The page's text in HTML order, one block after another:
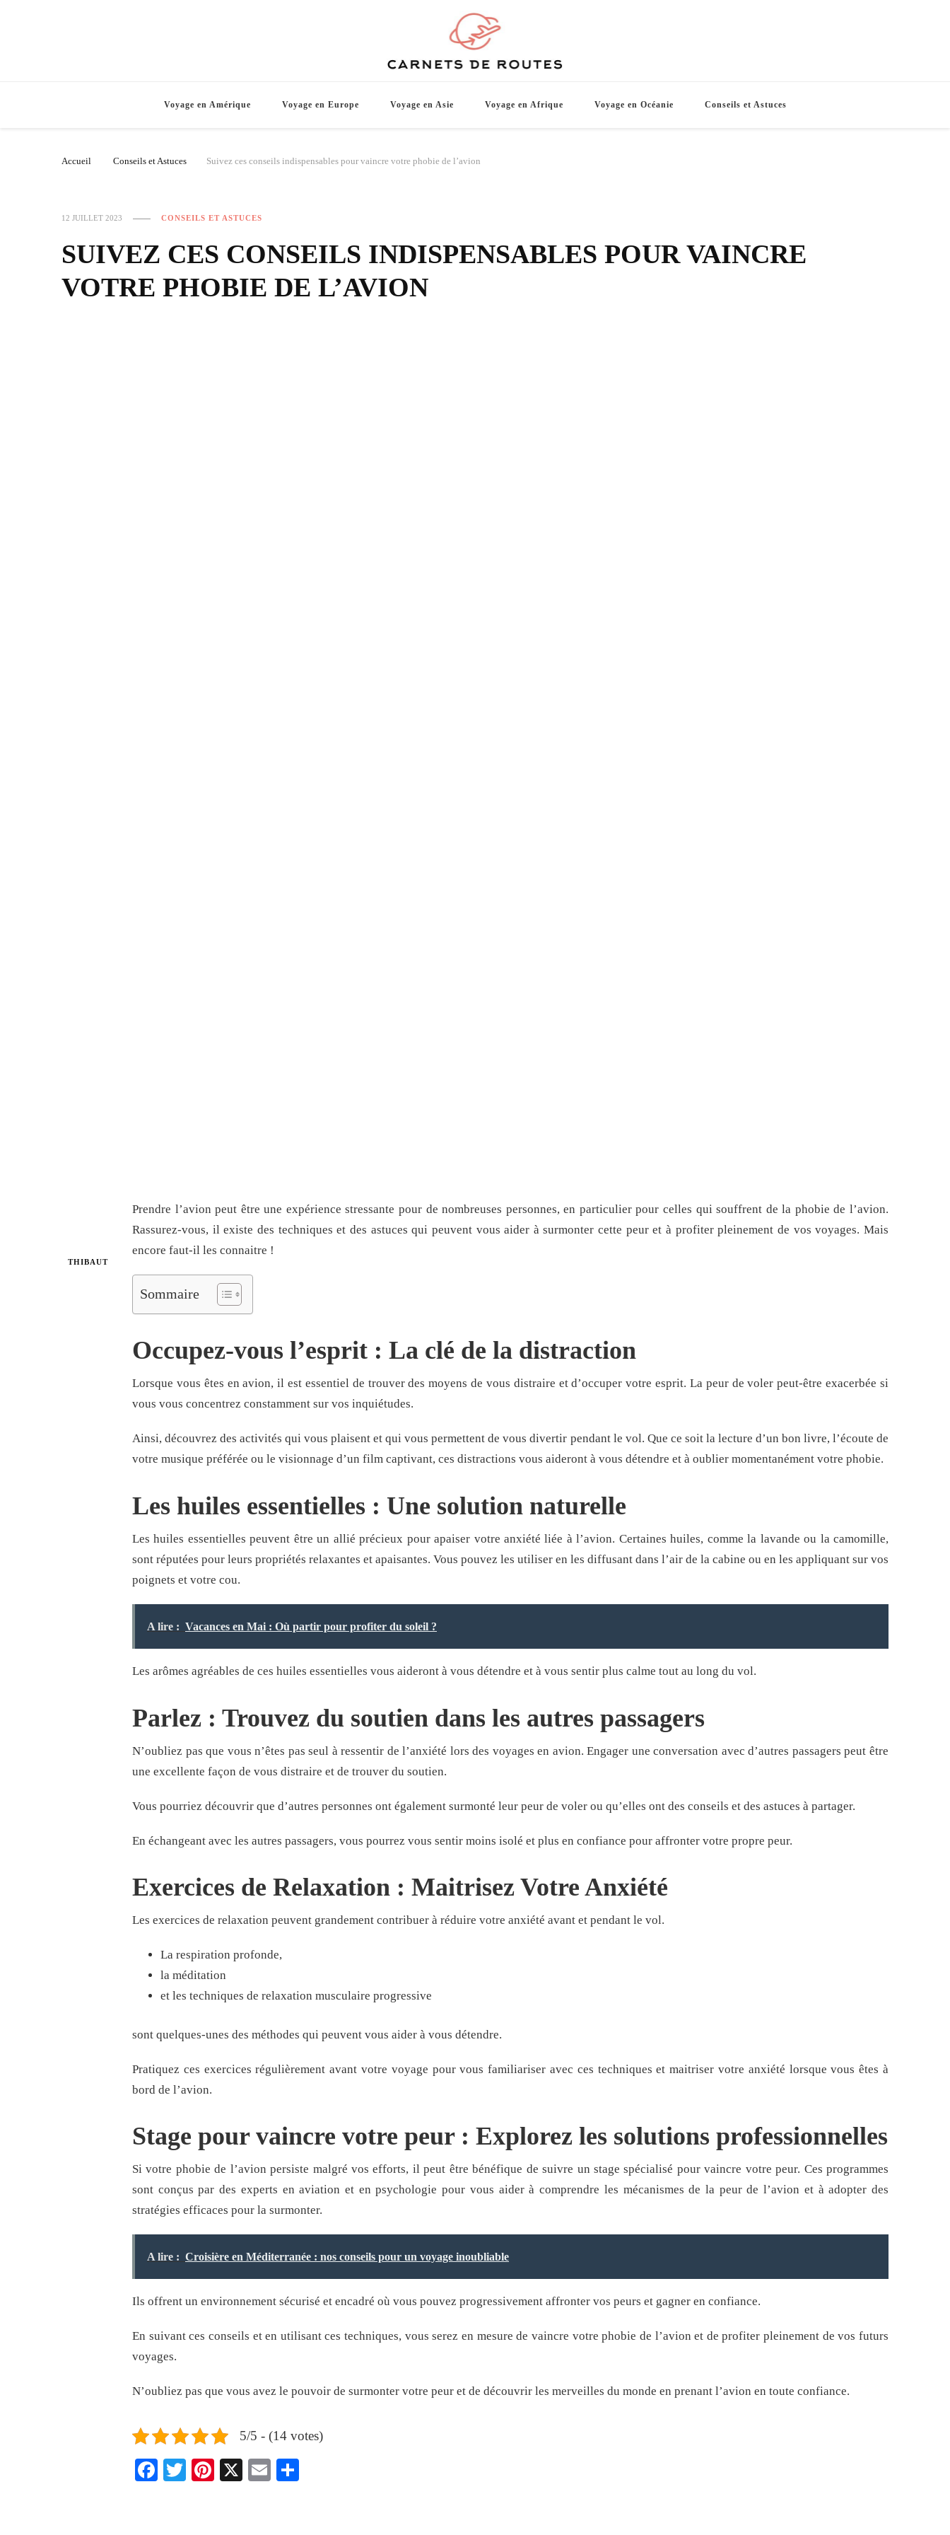
Carnets de Routes
Voyage en Amérique Voyage en Europe Voyage en Asie Voyage en Afrique Voyage en Océanie Conseils et Astuces
Accueil Conseils et Astuces Suivez ces conseils indispensables pour vaincre votre phobie de l’avion
12 JUILLET 2023 CONSEILS ET ASTUCES
SUIVEZ CES CONSEILS INDISPENSABLES POUR VAINCRE
VOTRE PHOBIE DE L’AVION
THIBAUT
Prendre l’avion peut être une expérience stressante pour de nombreuses personnes, en particulier pour celles qui souffrent de la phobie de l’avion.
Rassurez-vous, il existe des techniques et des astuces qui peuvent vous aider à surmonter cette peur et à profiter pleinement de vos voyages. Mais
encore faut-il les connaitre !
Sommaire
Occupez-vous l’esprit : La clé de la distraction
Lorsque vous êtes en avion, il est essentiel de trouver des moyens de vous distraire et d’occuper votre esprit. La peur de voler peut-être exacerbée si
vous vous concentrez constamment sur vos inquiétudes.
Ainsi, découvrez des activités qui vous plaisent et qui vous permettent de vous divertir pendant le vol. Que ce soit la lecture d’un bon livre, l’écoute de
votre musique préférée ou le visionnage d’un film captivant, ces distractions vous aideront à vous détendre et à oublier momentanément votre phobie.
Les huiles essentielles : Une solution naturelle
Les huiles essentielles peuvent être un allié précieux pour apaiser votre anxiété liée à l’avion. Certaines huiles, comme la lavande ou la camomille,
sont réputées pour leurs propriétés relaxantes et apaisantes. Vous pouvez les utiliser en les diffusant dans l’air de la cabine ou en les appliquant sur vos
poignets et votre cou.
A lire : Vacances en Mai : Où partir pour profiter du soleil ?
Les arômes agréables de ces huiles essentielles vous aideront à vous détendre et à vous sentir plus calme tout au long du vol.
Parlez : Trouvez du soutien dans les autres passagers
N’oubliez pas que vous n’êtes pas seul à ressentir de l’anxiété lors des voyages en avion. Engager une conversation avec d’autres passagers peut être
une excellente façon de vous distraire et de trouver du soutien.
Vous pourriez découvrir que d’autres personnes ont également surmonté leur peur de voler ou qu’elles ont des conseils et des astuces à partager.
En échangeant avec les autres passagers, vous pourrez vous sentir moins isolé et plus en confiance pour affronter votre propre peur.
Exercices de Relaxation : Maitrisez Votre Anxiété
Les exercices de relaxation peuvent grandement contribuer à réduire votre anxiété avant et pendant le vol.
La respiration profonde,
la méditation
et les techniques de relaxation musculaire progressive
sont quelques-unes des méthodes qui peuvent vous aider à vous détendre.
Pratiquez ces exercices régulièrement avant votre voyage pour vous familiariser avec ces techniques et maitriser votre anxiété lorsque vous êtes à
bord de l’avion.
Stage pour vaincre votre peur : Explorez les solutions professionnelles
Si votre phobie de l’avion persiste malgré vos efforts, il peut être bénéfique de suivre un stage spécialisé pour vaincre votre peur. Ces programmes
sont conçus par des experts en aviation et en psychologie pour vous aider à comprendre les mécanismes de la peur de l’avion et à adopter des
stratégies efficaces pour la surmonter.
A lire : Croisière en Méditerranée : nos conseils pour un voyage inoubliable
Ils offrent un environnement sécurisé et encadré où vous pouvez progressivement affronter vos peurs et gagner en confiance.
En suivant ces conseils et en utilisant ces techniques, vous serez en mesure de vaincre votre phobie de l’avion et de profiter pleinement de vos futurs
voyages.
N’oubliez pas que vous avez le pouvoir de surmonter votre peur et de découvrir les merveilles du monde en prenant l’avion en toute confiance.
5/5 - (14 votes)
Facebook
TwitterPinterest
X Email